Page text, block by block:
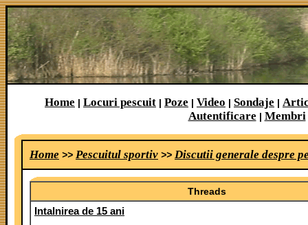
Home | Locuri pescuit | Poze | Video | Sondaje |
Autentificare | Membri
Home >> Pescuitul sportiv >> Discutii generale despre
Threads
Intalnirea de 15 ani